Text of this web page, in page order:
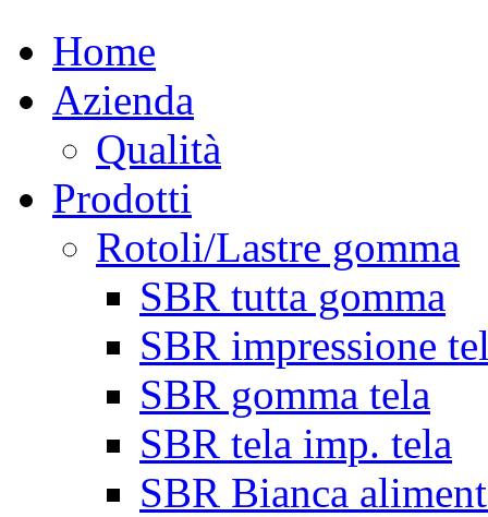
Home
Azienda
Qualità
Prodotti
Rotoli/Lastre gomma
SBR tutta gomma
SBR impressione
SBR gomma tela
SBR tela imp. tela
SBR Bianca